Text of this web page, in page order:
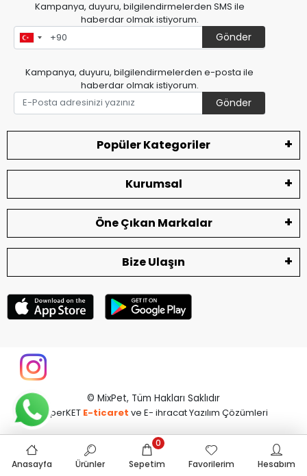
Kampanya, duyuru, bilgilendirmelerden SMS ile
haberdar olmak istiyorum.
Gönder
Kampanya, duyuru, bilgilendirmelerden e-posta ile
haberdar olmak istiyorum.
Gönder
Popüler Kategoriler
Kurumsal
Öne Çıkan Markalar
Bize Ulaşın
© MixPet, Tüm Hakları Saklıdır
superKET E-ticaret ve E- ihracat Yazılım Çözümleri
Anasayfa Ürünler Sepetim
0
Favorilerim
Hesabım